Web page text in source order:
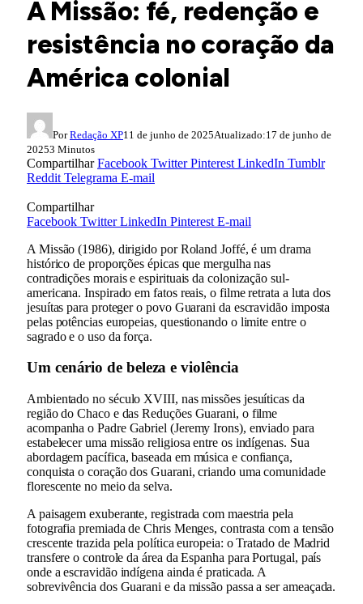
A Missão: fé, redenção e
resistência no coração da
América colonial
Por Redação XP11 de junho de 2025Atualizado:17 de junho de
20253 Minutos
CompartilharFacebook Twitter Pinterest LinkedIn Tumblr
Reddit Telegrama E-mail
Compartilhar
Facebook Twitter LinkedIn Pinterest E-mail
A Missão (1986), dirigido por Roland Joffé, é um drama
histórico de proporções épicas que mergulha nas
contradições morais e espirituais da colonização sul-
americana. Inspirado em fatos reais, o filme retrata a luta dos
jesuítas para proteger o povo Guarani da escravidão imposta
pelas potências europeias, questionando o limite entre o
sagrado e o uso da força.
Um cenário de beleza e violência
Ambientado no século XVIII, nas missões jesuíticas da
região do Chaco e das Reduções Guarani, o filme
acompanha o Padre Gabriel (Jeremy Irons), enviado para
estabelecer uma missão religiosa entre os indígenas. Sua
abordagem pacífica, baseada em música e confiança,
conquista o coração dos Guarani, criando uma comunidade
florescente no meio da selva.
A paisagem exuberante, registrada com maestria pela
fotografia premiada de Chris Menges, contrasta com a tensão
crescente trazida pela política europeia: o Tratado de Madrid
transfere o controle da área da Espanha para Portugal, país
onde a escravidão indígena ainda é praticada. A
sobrevivência dos Guarani e da missão passa a ser ameaçada.